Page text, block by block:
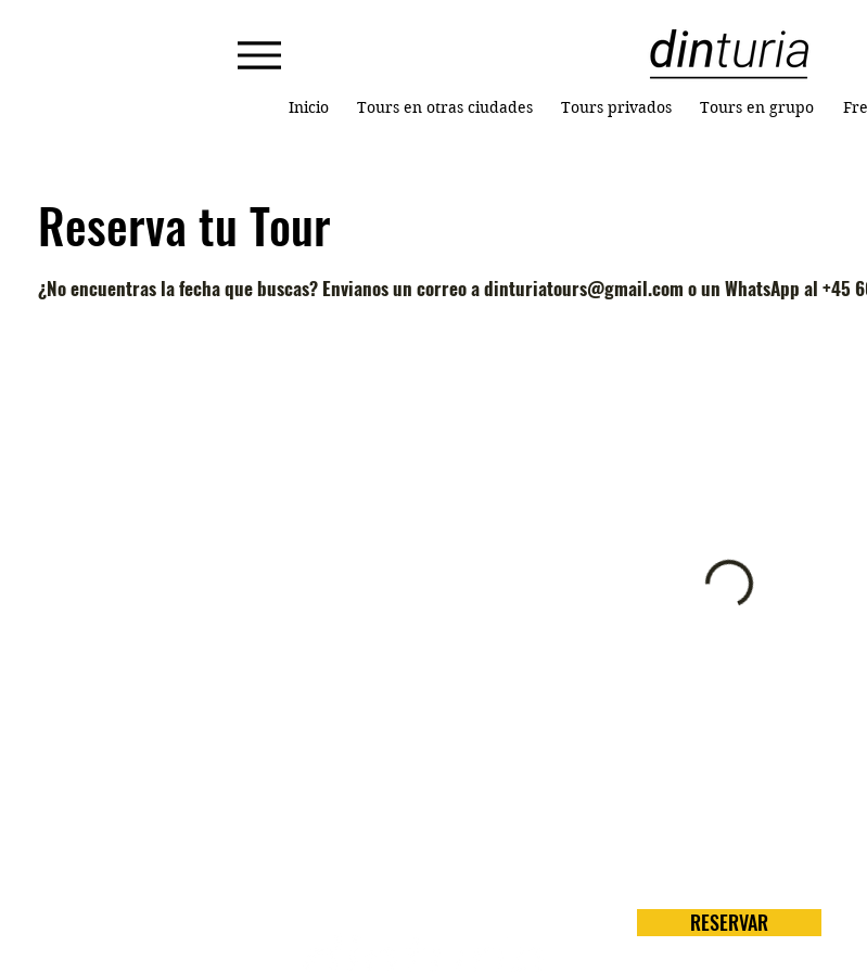
Inicio Tours en otras ciudades Tours privados Tours en grupo
Reserva tu Tour
¿No encuentras la fecha que buscas? Envianos un correo a dinturiatours@gmail.com o un WhatsApp al
RESERVAR